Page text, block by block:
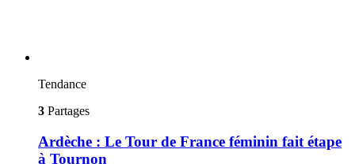
Tendance
3 Partages
Ardèche : Le Tour de France féminin fait étape
à Tournon